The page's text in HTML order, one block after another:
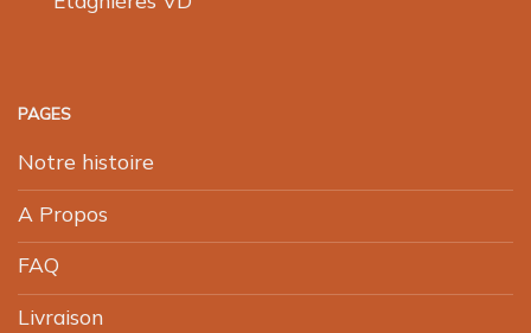
PAGES
Notre histoire
A Propos
FAQ
Livraison